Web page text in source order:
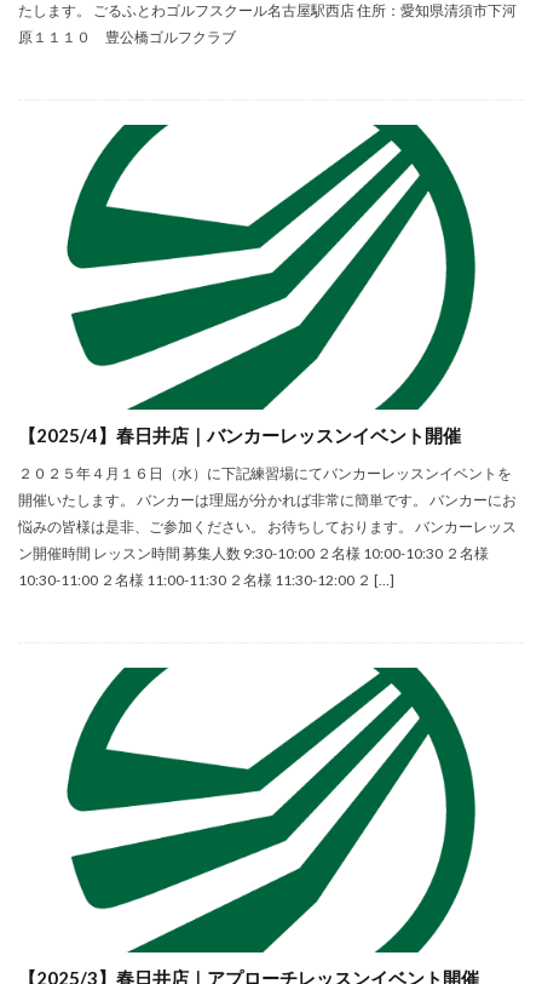
たします。 ごるふとわゴルフスクール名古屋駅西店 住所：愛知県清須市下河
原１１１０ 豊公橋ゴルフクラブ
【2025/4】春日井店｜バンカーレッスンイベント開催
２０２５年４月１６日（水）に下記練習場にてバンカーレッスンイベントを
開催いたします。 バンカーは理屈が分かれば非常に簡単です。 バンカーにお
悩みの皆様は是非、ご参加ください。 お待ちしております。 バンカーレッス
ン開催時間 レッスン時間 募集人数 9:30-10:00 ２名様 10:00-10:30 ２名様
10:30-11:00 ２名様 11:00-11:30 ２名様 11:30-12:00 ２ […]
【2025/3】春日井店｜アプローチレッスンイベント開催